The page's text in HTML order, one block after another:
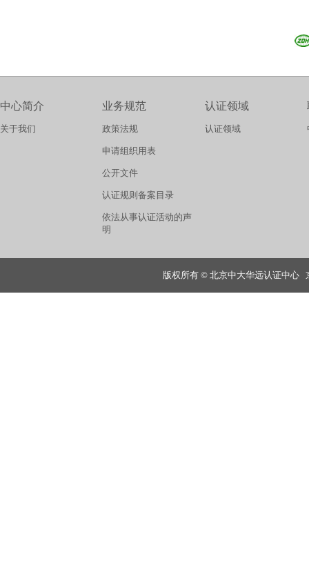
中心简介
关于我们
业务规范
政策法规
申请组织用表
公开文件
认证规则备案目录
依法从事认证活动的声
明
认证领域
认证领域
版权所有 © 北京中大华远认证中心